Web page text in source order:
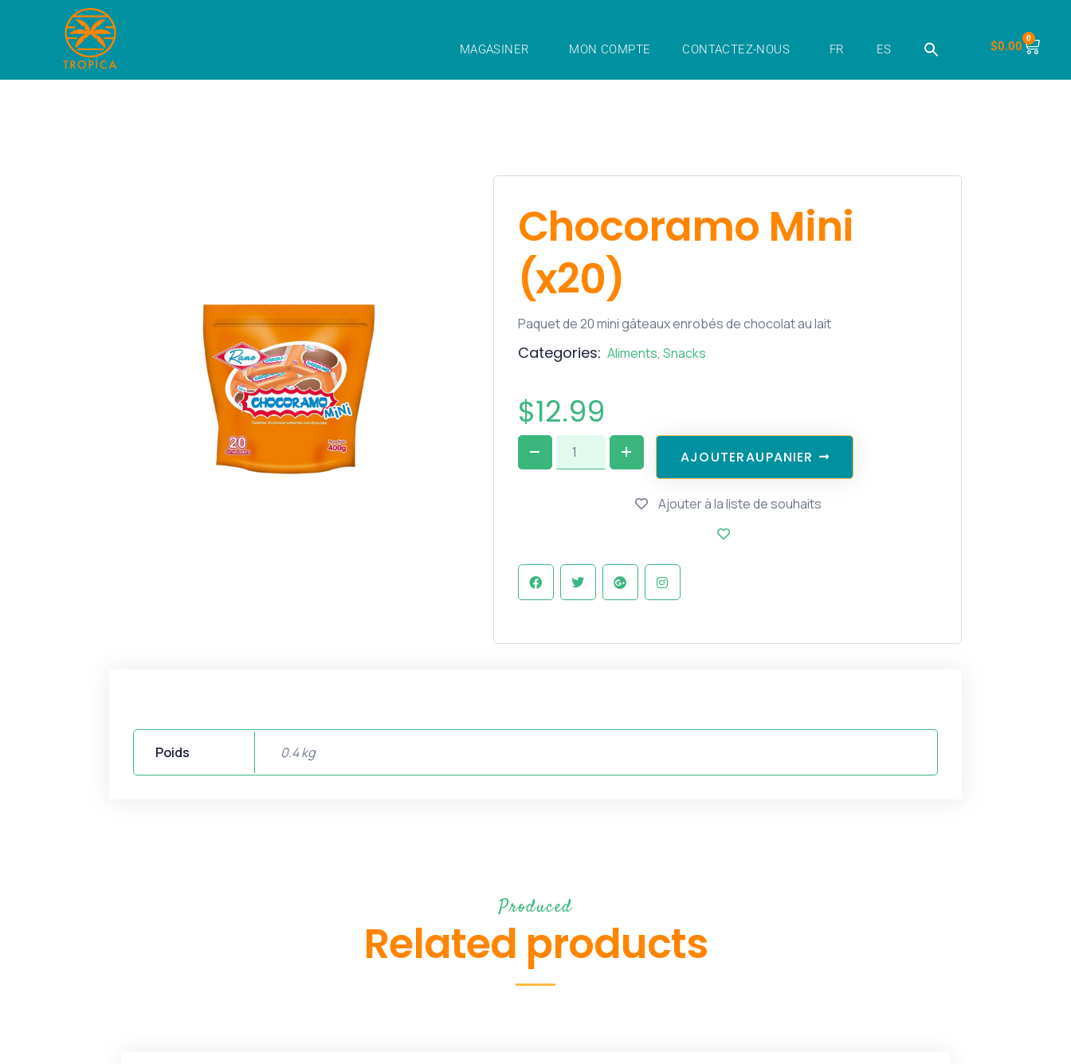
MAGASINER MON COMPTE CONTACTEZ-NOUS FR ES $0.00
0
Chocoramo Mini
(x20)
Paquet de 20 mini gâteaux enrobés de chocolat au lait
Categories: Aliments, Snacks
$12.99
AJOUTERAUPANIER
Ajouter à la liste de souhaits
Poids 0.4 kg
Produced
Related products